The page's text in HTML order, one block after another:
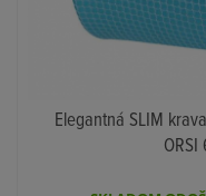
Elegantná SLIM
ORSI